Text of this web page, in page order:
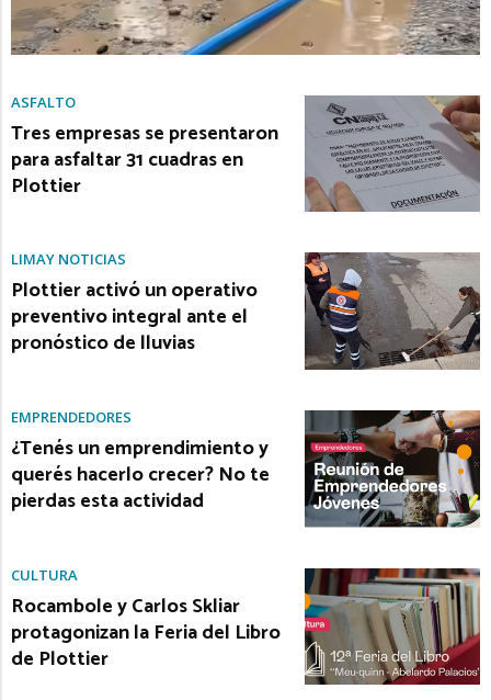
ASFALTO
Tres empresas se presentaron
para asfaltar 31 cuadras en
Plottier
LIMAY NOTICIAS
Plottier activó un operativo
preventivo integral ante el
pronóstico de lluvias
EMPRENDEDORES
¿Tenés un emprendimiento y
querés hacerlo crecer? No te
pierdas esta actividad
CULTURA
Rocambole y Carlos Skliar
protagonizan la Feria del Libro
de Plottier